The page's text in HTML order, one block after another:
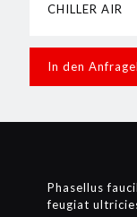
CHILLER AIR
In den
Phasellus
feugiat